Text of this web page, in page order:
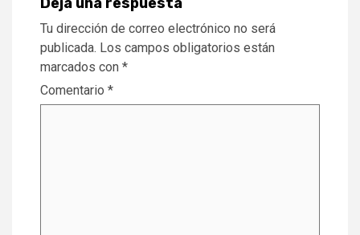
Tu dirección de correo electrónico no será
publicada. Los campos obligatorios están
marcados con *
Comentario *